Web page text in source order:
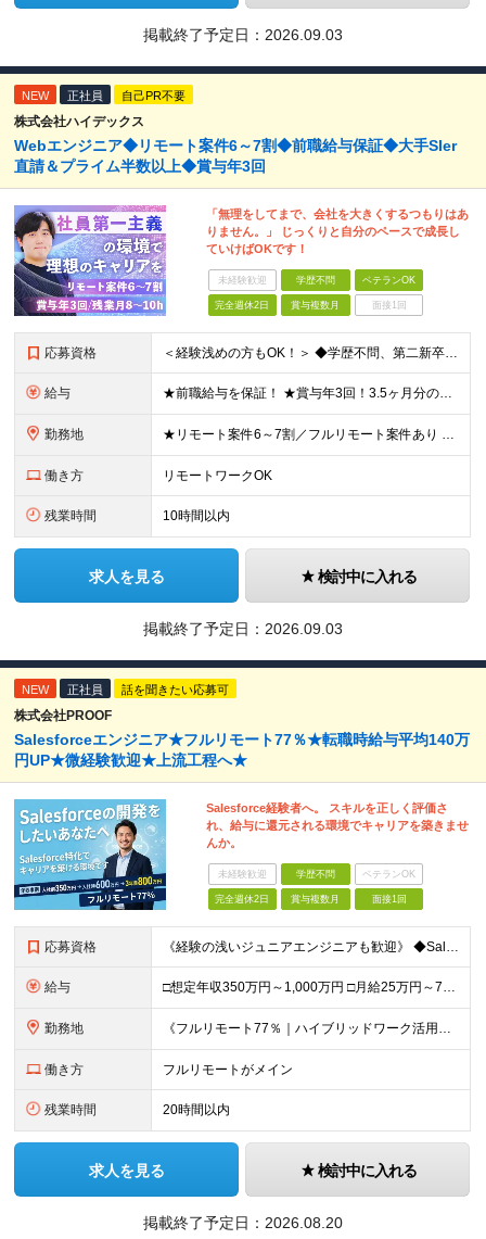
掲載終了予定日： 2026.09.03
NEW 正社員 自己PR不要
株式会社ハイデックス
Webエンジニア◆リモート案件6～7割◆前職給与保証◆大手SIer
直請＆プライム半数以上◆賞与年3回
「無理をしてまで、会社を大きくするつもりはあ
りません。」 じっくりと自分のペースで成長し
ていけばOKです！
未経験歓迎 学歴不問 ベテランOK
完全週休2日 賞与複数月 面接1回
応募資格 ＜経験浅めの方もOK！＞ ◆学歴不問、第二新卒OK ◆何らかのシステム開発経験（実務経験1年以上） ※Java、C#、PHPなどいわゆるオープン・Web系を想定しています ～こんな方を歓迎します！～
給与 ★前職給与を保証！ ★賞与年3回！3.5ヶ月分の支給実績あり ◆月給25万円～45万円＋賞与年3回＋各種手当 ※経験・年齢・能力を考慮して決定いたします。 ※試用期間3ヶ月（期間中は諸手当の支給は
勤務地 ★リモート案件6～7割／フルリモート案件あり ★希望を考慮して決定します 東京都、神奈川県、千葉県、埼玉県内の各プロジェクト先となります。 ＜本社＞埼玉県桶川市泉1丁目3番31号 ＜神田オフィス＞
働き方 リモートワークOK
残業時間 10時間以内
求人を見る 検討中に入れる
掲載終了予定日： 2026.09.03
NEW 正社員 話を聞きたい応募可
株式会社PROOF
Salesforceエンジニア★フルリモート77％★転職時給与平均140万
円UP★微経験歓迎★上流工程へ★
Salesforce経験者へ。 スキルを正しく評価さ
れ、給与に還元される環境でキャリアを築きませ
んか。
未経験歓迎 学歴不問 ベテランOK
完全週休2日 賞与複数月 面接1回
応募資格 《経験の浅いジュニアエンジニアも歓迎》 ◆Salesforceによる開発の実務経験（実務経験1年以上） ◆学歴不問 ▽歓迎要件 ※必須ではありません ・PM経験のある方、Apex／LWCの開発経験が
給与 □想定年収350万円～1,000万円 □月給25万円～75万円＋単価連動のインセンティブ＋賞与（年2回） ※月給にはみなし残業代（月20時間分／33,186円～）を含みます。超過分は全額支給 ▽試用
勤務地 《フルリモート77％｜ハイブリッドワーク活用中》 東京都23区・大阪府を中心とした各プロジェクト先となります 《本社》高知県高知市本町2-4-30-905 (変更の範囲)上記を除く当社関連勤務地
働き方 フルリモートがメイン
残業時間 20時間以内
求人を見る 検討中に入れる
掲載終了予定日： 2026.08.20